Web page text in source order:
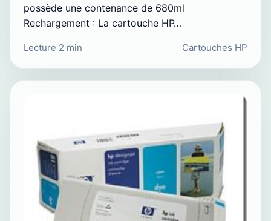
possède une contenance de 680ml
Rechargement : La cartouche HP…
Lecture 2 min Cartouches HP